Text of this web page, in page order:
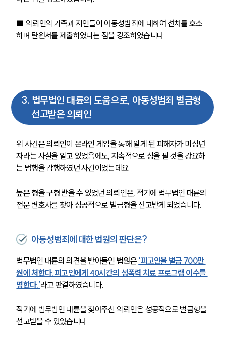
■ 의뢰인의 가족과 지인들이 아동성범죄에 대하여 선처를 호소
하며 탄원서를 제출하였다는 점을 강조하였습니다.
3. 법무법인 대륜의 도움으로, 아동성범죄 벌금형
선고받은 의뢰인
위 사건은 의뢰인이 온라인 게임을 통해 알게 된 피해자가 미성년
자라는 사실을 알고 있었음에도, 지속적으로 성을 팔 것을 강요하
는 범행을 감행하였던 사건이었는데요.
높은 형을 구형 받을 수 있었던 의뢰인은, 적기에 법무법인 대륜의
전문 변호사를 찾아 성공적으로 벌금형을 선고받게 되었습니다.
아동성범죄에 대한 법원의 판단은?
법무법인 대륜의 의견을 받아들인 법원은 ‘피고인을 벌금 700만
원에 처한다. 피고인에게 40시간의 성폭력 치료 프로그램 이수를
명한다.’라고 판결하였습니다.
적기에 법무법인 대륜을 찾아주신 의뢰인은 성공적으로 벌금형을
선고받을 수 있었습니다.